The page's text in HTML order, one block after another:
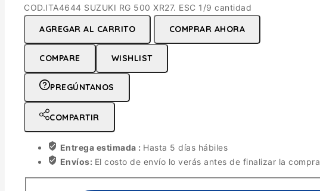
COD.ITA4644 SUZUKI RG 500 XR27. ESC 1/9 cantidad
AGREGAR AL CARRITO COMPRAR AHORA
COMPARE WISHLIST
PREGÚNTANOS
COMPARTIR
Entrega estimada : Hasta 5 días hábiles
Envíos: El costo de envío lo verás antes de finalizar la compra